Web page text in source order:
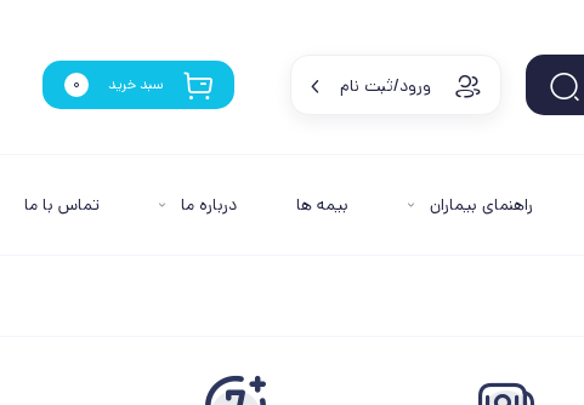
ورود/ثبت نام سبد خرید 0
راهنمای بیماران بیمه ها درباره ما تماس با ما